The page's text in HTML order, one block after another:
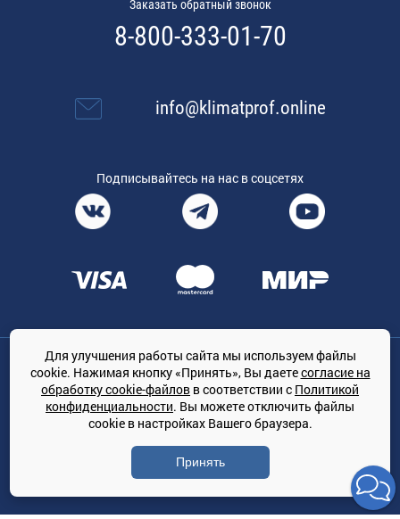
Заказать обратный звонок
8-800-333-01-70
info@klimatprof.online
Подписывайтесь на нас в соцсетях
Общество с ограниченной ответственностью «ТРЕЙДКОН», ОГРН:
1167847364079, 197022, г. Санкт-Петербург, проспект Медиков, 7
КЛИМАТПРОФ.ONLINE - оптовая продажа кондиционеров и
климатической техники на территории РФ
© Сайт принадлежит ООО «ТРЕЙДКОН»
Политика конфиденциальности
Для улучшения работы сайта мы используем файлы
cookie. Нажимая кнопку «Принять», Вы даетесогласие на
обработку cookie-файлов в соответствии с Политикой
конфиденциальности. Вы можете отключить файлы
cookie в настройках Вашего браузера.
Принять